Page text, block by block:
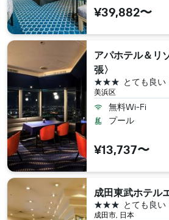
¥39,882〜
アパホテル＆リ
張〉
美浜区
とても良い
3つ星
無料Wi-Fi
プール
¥13,737〜
成田東武ホテル
成田市, 日本
とても良い
3つ星